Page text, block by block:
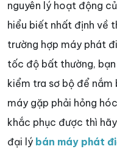
nguyên lý hoạt động
hiểu biết nhất định về
trường hợp máy phát
tốc độ bất thường,
kiểm tra sơ bộ để nắm
máy gặp phải hỏng
khắc phục được thì
đại lý bán máy phát